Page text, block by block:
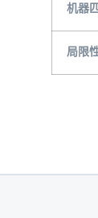
机器
局限